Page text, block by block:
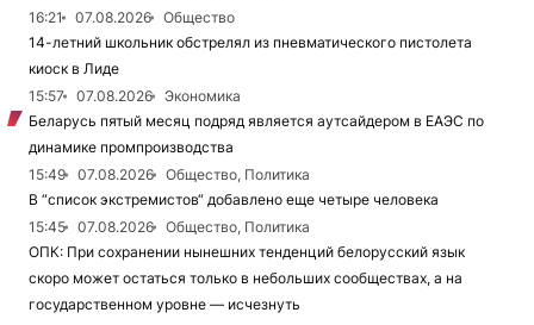
16:21
07.08.2026
Общество
14-летний школьник обстрелял из пневматического пистолета
киоск в Лиде
15:57
07.08.2026
Экономика
Беларусь пятый месяц подряд является аутсайдером в ЕАЭС по
динамике промпроизводства
15:49
07.08.2026
Общество, Политика
В “список экстремистов“ добавлено еще четыре человека
15:45
07.08.2026
Общество, Политика
ОПК: При сохранении нынешних тенденций белорусский язык
скоро может остаться только в небольших сообществах, а на
государственном уровне — исчезнуть